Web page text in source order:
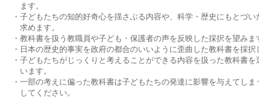
ます。
・子どもたちの知的好奇心を揺さぶる内容や、科学・歴史にもとづいた
求めます。
・教科書を扱う教職員や子ども・保護者の声を反映した採択を望みます。
・日本の歴史的事実を政府の都合のいいように歪曲した教科書を採択し
・子どもたちがじっくりと考えることができる内容を扱った教科書を選
います。
・一部の考えに偏った教科書は子どもたちの発達に影響を与えてしまう
してください。